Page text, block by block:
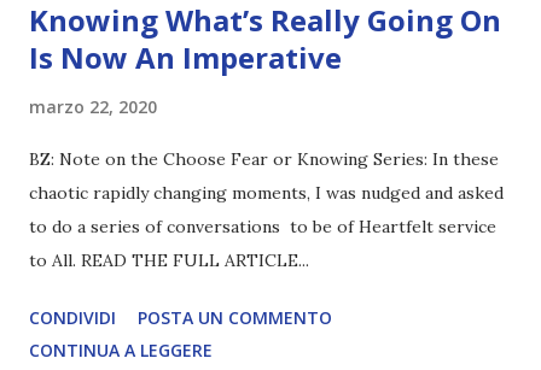
Knowing What’s Really Going On
Is Now An Imperative
marzo 22, 2020
BZ: Note on the Choose Fear or Knowing Series: In these
chaotic rapidly changing moments, I was nudged and asked
to do a series of conversations to be of Heartfelt service
to All. READ THE FULL ARTICLE...
CONDIVIDI
POSTA UN COMMENTO
CONTINUA A LEGGERE